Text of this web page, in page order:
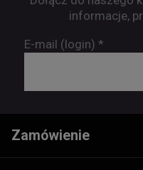
informacje,
E-mail (login) *
Zamówienie